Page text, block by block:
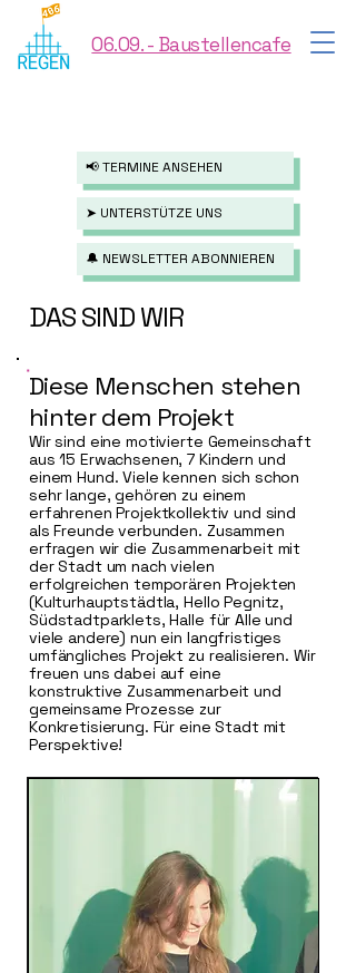
06.09. - Baustellencafe
📢 TERMINE ANSEHEN
➤ UNTERSTÜTZE UNS
🔔 NEWSLETTER ABONNIEREN
DAS SIND WIR
Diese Menschen stehen
hinter dem Projekt
Wir sind eine motivierte Gemeinschaft
aus 15 Erwachsenen, 7 Kindern und
einem Hund. Viele kennen sich schon
sehr lange, gehören zu einem
erfahrenen Projektkollektiv und sind
als Freunde verbunden. Zusammen
erfragen wir die Zusammenarbeit mit
der Stadt um nach vielen
erfolgreichen temporären Projekten
(Kulturhauptstädtla, Hello Pegnitz,
Südstadtparklets, Halle für Alle und
viele andere) nun ein langfristiges
umfängliches Projekt zu realisieren. Wir
freuen uns dabei auf eine
konstruktive Zusammenarbeit und
gemeinsame Prozesse zur
Konkretisierung. Für eine Stadt mit
Perspektive!